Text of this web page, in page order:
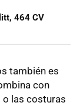
464 CV
también es
con
las costuras